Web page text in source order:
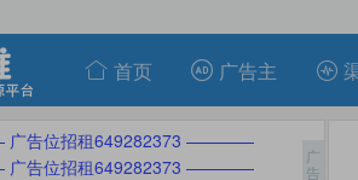
首页 广告主
告位招租649282373 ————
告位招租649282373 ————